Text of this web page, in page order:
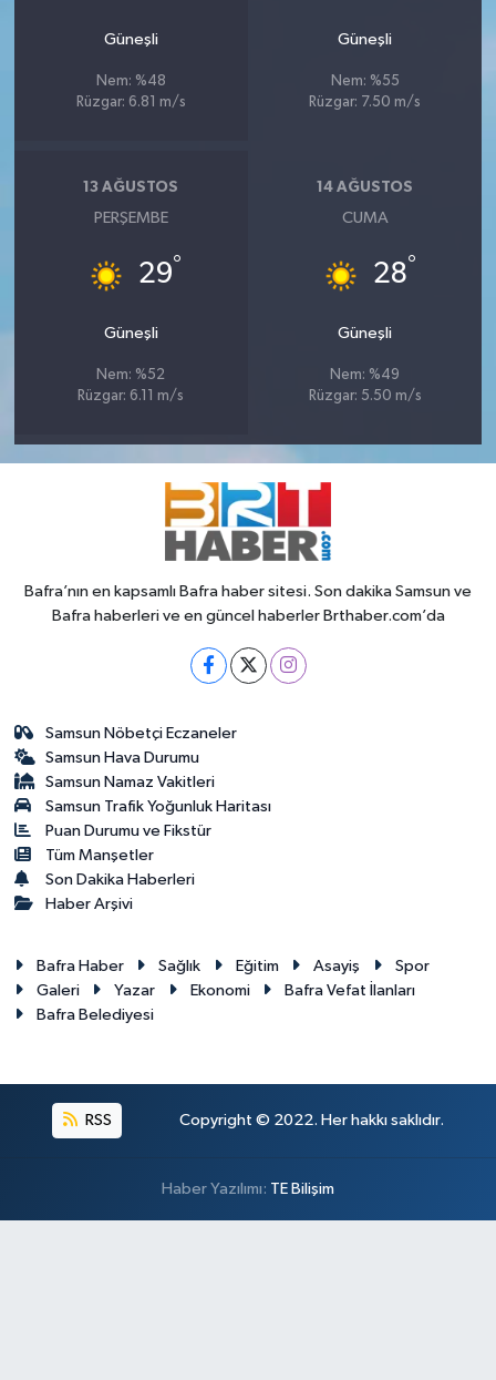
Güneşli
Nem: %48
Rüzgar: 6.81 m/s
Güneşli
Nem: %55
Rüzgar: 7.50 m/s
13 AĞUSTOS
PERŞEMBE
29°
Güneşli
Nem: %52
Rüzgar: 6.11 m/s
14 AĞUSTOS
CUMA
28°
Güneşli
Nem: %49
Rüzgar: 5.50 m/s
Bafra’nın en kapsamlı Bafra haber sitesi. Son dakika Samsun ve
Bafra haberleri ve en güncel haberler Brthaber.com’da
Samsun Nöbetçi Eczaneler
Samsun Hava Durumu
Samsun Namaz Vakitleri
Samsun Trafik Yoğunluk Haritası
Puan Durumu ve Fikstür
Tüm Manşetler
Son Dakika Haberleri
Haber Arşivi
Bafra Haber Sağlık Eğitim Asayiş
Spor
Galeri
Yazar Ekonomi
Bafra Vefat İlanları
Bafra Belediyesi
RSS Copyright © 2022. Her hakkı saklıdır.
Haber Yazılımı: TE Bilişim